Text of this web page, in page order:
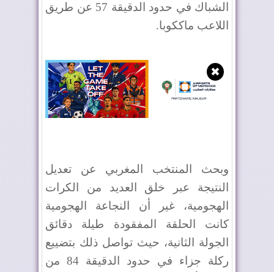
الشباك في حدود الدقيقة 57 عن طريق
اللاعب ماككوبا.
✖
وبحث المنتخب المغربي عن تعديل
النتيجة عبر خلق العديد من الكرات
الهجومية، غير أن النجاعة الهجومية
كانت الحلقة المفقودة طيلة دقائق
الجولة الثانية، حيث تواصل ذلك بتضييع
ركلة جزاء في حدود الدقيقة 84 من